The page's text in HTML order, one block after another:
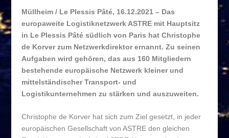
Müllheim / Le Plessis Pâté, 16.12.2021 – Das
europaweite Logistiknetzwerk ASTRE mit Hauptsitz
in Le Plessis Pâté südlich von Paris hat Christophe
de Korver zum Netzwerkdirektor ernannt. Zu seinen
Aufgaben wird gehören, das aus 160 Mitgliedern
bestehende europäische Netzwerk kleiner und
mittelständischer Transport- und
Logistikunternehmen zu stärken und auszuweiten.
Christophe de Korver hat sich zum Ziel gesetzt, in jeder
europäischen Gesellschaft von ASTRE den gleichen